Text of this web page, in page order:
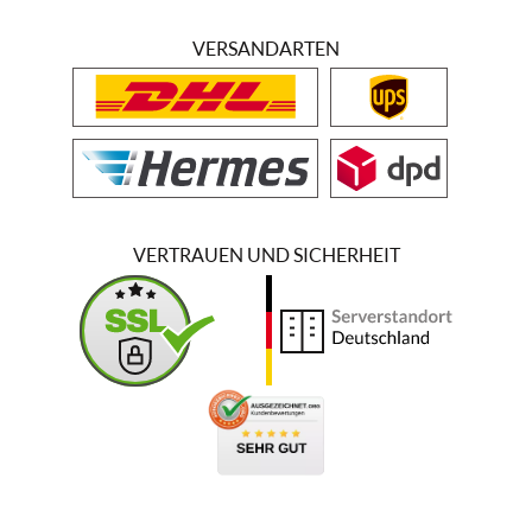
VERSANDARTEN
VERTRAUEN UND SICHERHEIT